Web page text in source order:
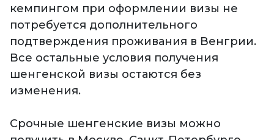
кемпингом при оформлении визы не
потребуется дополнительного
подтверждения проживания в Венгрии.
Все остальные условия получения
шенгенской визы остаются без
изменения.
Срочные шенгенские визы можно